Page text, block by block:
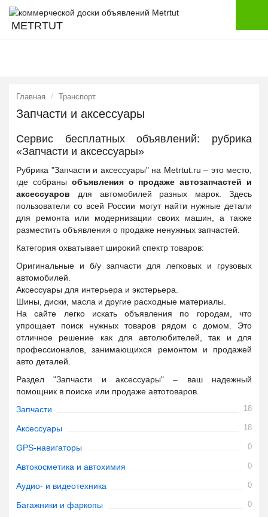
METRTUT
Главная Транспорт
Запчасти и аксессуары
Сервис бесплатных объявлений: рубрика
«Запчасти и аксессуары»
Рубрика "Запчасти и аксессуары" на Metrtut.ru – это место,
где собраны объявления о продаже автозапчастей и
аксессуаров для автомобилей разных марок. Здесь
пользователи со всей России могут найти нужные детали
для ремонта или модернизации своих машин, а также
разместить объявления о продаже ненужных запчастей.
Категория охватывает широкий спектр товаров:
Оригинальные и б/у запчасти для легковых и грузовых
автомобилей.
Аксессуары для интерьера и экстерьера.
Шины, диски, масла и другие расходные материалы.
На сайте легко искать объявления по городам, что
упрощает поиск нужных товаров рядом с домом. Это
отличное решение как для автолюбителей, так и для
профессионалов, занимающихся ремонтом и продажей
авто деталей.
Раздел "Запчасти и аксессуары" – ваш надежный
помощник в поиске или продаже автотоваров.
Запчасти
18
Аксессуары 18
GPS-навигаторы 0
Автокосметика и автохимия 0
Аудио- и видеотехника 0
Багажники и фаркопы 0